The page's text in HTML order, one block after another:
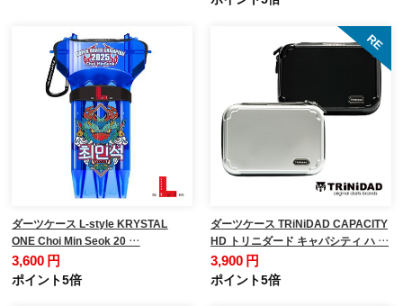
ダーツケース L-style KRYSTAL
ONE Choi Min Seok 20 …
3,600 円
ポイント5倍
ダーツケース TRiNiDAD CAPACITY
HD トリニダード キャパシティ ハ …
3,900 円
ポイント5倍